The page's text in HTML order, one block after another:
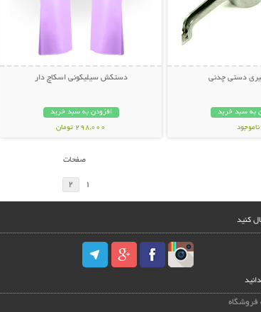
دستی چدنی
به سبد خرید
ناموجود
دستکش سیلیکونی اسکاچ دار
افزودن به سبد خرید
298,000 تومان
صفحات
1
2
کنید
فروشگاه